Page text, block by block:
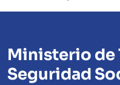
Ministerio de
Seguridad